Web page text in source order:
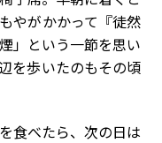
やがかかって『徒然
」という一節を思い
を歩いたのもその頃
食べたら、次の日は